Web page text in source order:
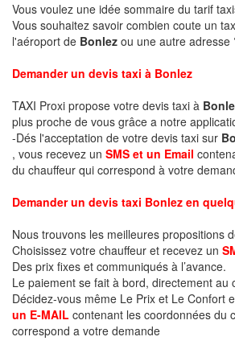
Vous voulez une idée sommaire du tarif
Vous souhaitez savoir combien coute un
l'aéroport de Bonlez ou une autre adresse
Demander un devis taxi à Bonlez
TAXI Proxi propose votre devis taxi à
plus proche de vous grâce a notre
-Dés l'acceptation de votre devis taxi sur
, vous recevez un SMS et un Email
du chauffeur qui correspond à votre
Demander un devis taxi Bonlez en
Nous trouvons les meilleures propositions
Choisissez votre chauffeur et recevez un
Des prix fixes et communiqués à l’avance.
Le paiement se fait à bord, directement au
Décidez-vous même Le Prix et Le Confort
un E-MAIL contenant les coordonnées du
correspond a votre demande